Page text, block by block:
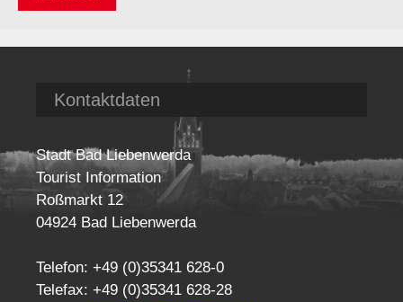
Kontaktdaten
Stadt Bad Liebenwerda
Tourist Information
Roßmarkt 12
04924 Bad Liebenwerda
Telefon: +49 (0)35341 628-0
Telefax: +49 (0)35341 628-28